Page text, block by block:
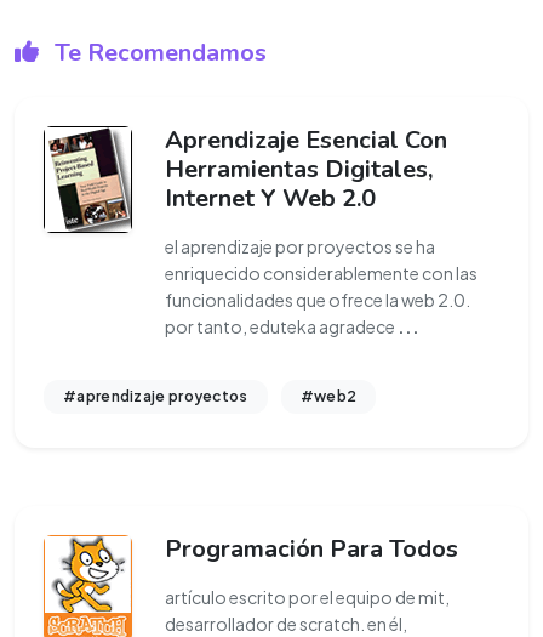
Te Recomendamos
Aprendizaje Esencial Con
Herramientas Digitales,
Internet Y Web 2.0
el aprendizaje por proyectos se ha
enriquecido considerablemente con las
funcionalidades que ofrece la web 2.0.
por tanto, eduteka agradece ...
#aprendizaje proyectos #web2
Programación Para Todos
artículo escrito por el equipo de mit,
desarrollador de scratch. en él,